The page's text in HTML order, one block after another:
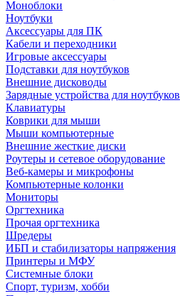
Моноблоки
Ноутбуки
Аксессуары для ПК
Кабели и переходники
Игровые аксессуары
Подставки для ноутбуков
Внешние дисководы
Зарядные устройства для ноутбуков
Клавиатуры
Коврики для мыши
Мыши компьютерные
Внешние жесткие диски
Роутеры и сетевое оборудование
Веб-камеры и микрофоны
Компьютерные колонки
Мониторы
Оргтехника
Прочая оргтехника
Шредеры
ИБП и стабилизаторы напряжения
Принтеры и МФУ
Системные блоки
Спорт, туризм, хобби